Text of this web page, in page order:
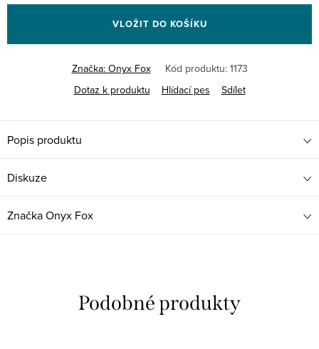
cena:
VLOŽIT DO KOŠÍKU
Značka: Onyx Fox Kód produktu: 1173
Dotaz k produktu
Hlídací pes Sdílet
Popis produktu
Diskuze
ZnačkaOnyx Fox